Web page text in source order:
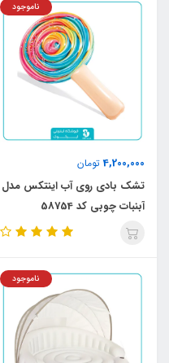
4,200,000تومان
ناموجود
تشک بادی روی آب اینتکس مدل
آبنبات چوبی کد 58754
ناموجود